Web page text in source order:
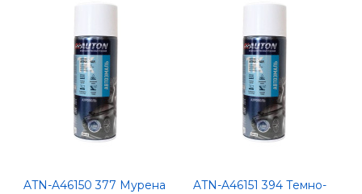
ATN-A46150 377 Мурена
ATN-A46151 394 Темно-